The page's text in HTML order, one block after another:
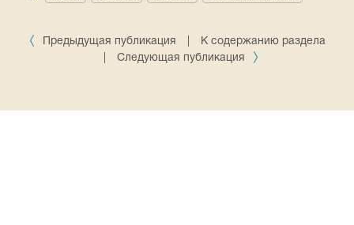
Предыдущая публикация
К содержанию раздела
Следующая публикация